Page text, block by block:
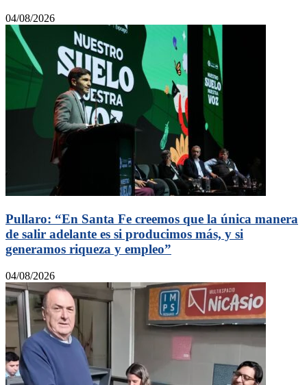
04/08/2026
Pullaro: “En Santa Fe creemos que la única manera
de salir adelante es si producimos más, y si
generamos riqueza y empleo”
04/08/2026